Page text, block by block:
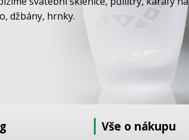
džbány, hrnky.
Vše o nákupu